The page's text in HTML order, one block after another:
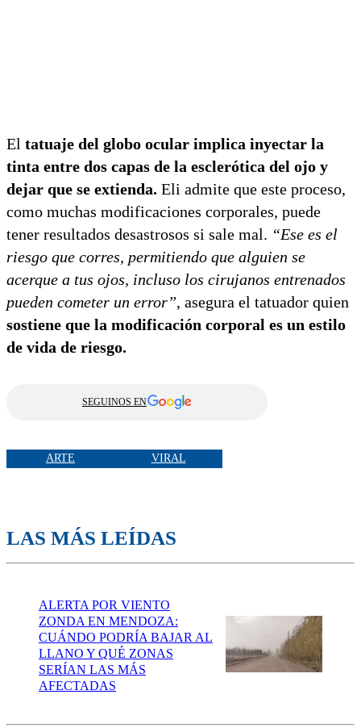
El tatuaje del globo ocular implica inyectar la
tinta entre dos capas de la esclerótica del ojo y
dejar que se extienda. Eli admite que este proceso,
como muchas modificaciones corporales, puede
tener resultados desastrosos si sale mal. “Ese es el
riesgo que corres, permitiendo que alguien se
acerque a tus ojos, incluso los cirujanos entrenados
pueden cometer un error”, asegura el tatuador quien
sostiene que la modificación corporal es un estilo
de vida de riesgo.
SEGUINOS EN
ARTE VIRAL
LAS MÁS LEÍDAS
ALERTA POR VIENTO
ZONDA EN MENDOZA:
CUÁNDO PODRÍA BAJAR AL
LLANO Y QUÉ ZONAS
SERÍAN LAS MÁS
AFECTADAS